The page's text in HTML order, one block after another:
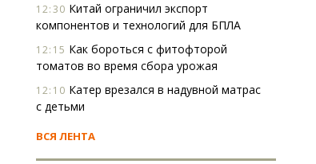
12:30 Китай ограничил экспорт
компонентов и технологий для БПЛА
12:15 Как бороться с фитофторой
томатов во время сбора урожая
12:10 Катер врезался в надувной матрас
с детьми
ВСЯ ЛЕНТА